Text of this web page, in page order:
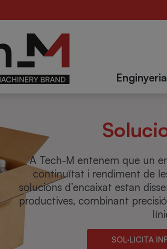
Enginyeria
Alimentari
A Tech-M entenem que un
continuïtat i rendiment de
solucions d’encaixat estan
productives, combinant
SOL·LICITA